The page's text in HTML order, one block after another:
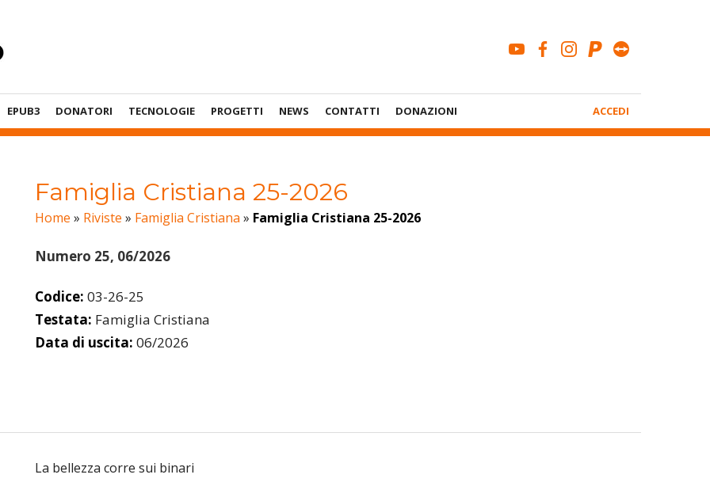
youtubefacebook
instagram
paypal
EPUB3 DONATORI TECNOLOGIE PROGETTI NEWS CONTATTI DONAZIONI
Account
ACCEDI
Famiglia Cristiana 25-2026
Home » Riviste » Famiglia Cristiana » Famiglia Cristiana 25-2026
Numero 25, 06/2026
Codice: 03-26-25
Testata: Famiglia Cristiana
Data di uscita: 06/2026
La bellezza corre sui binari